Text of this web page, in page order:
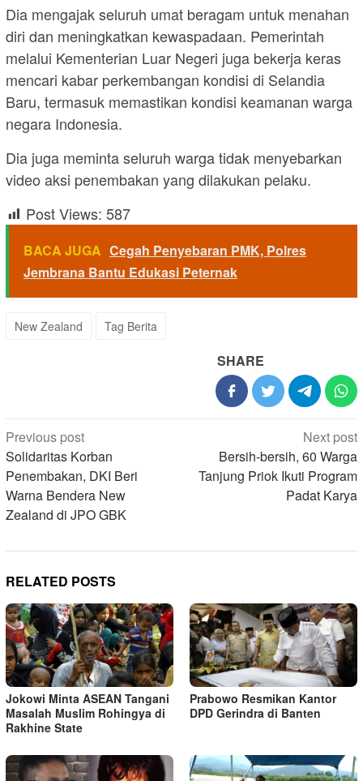
Dia mengajak seluruh umat beragam untuk menahan
diri dan meningkatkan kewaspadaan. Pemerintah
melalui Kementerian Luar Negeri juga bekerja keras
mencari kabar perkembangan kondisi di Selandia
Baru, termasuk memastikan kondisi keamanan warga
negara Indonesia.
Dia juga meminta seluruh warga tidak menyebarkan
video aksi penembakan yang dilakukan pelaku.
Post Views: 587
BACA JUGA Cegah Penyebaran PMK, Polres
Jembrana Bantu Edukasi Peternak
New Zealand Tag Berita
SHARE
Post
navigation
Previous post
Solidaritas Korban
Penembakan, DKI Beri
Warna Bendera New
Zealand di JPO GBK
Next post
Bersih-bersih, 60 Warga
Tanjung Priok Ikuti Program
Padat Karya
RELATED POSTS
Jokowi Minta ASEAN Tangani
Masalah Muslim Rohingya di
Rakhine State
Prabowo Resmikan Kantor
DPD Gerindra di Banten